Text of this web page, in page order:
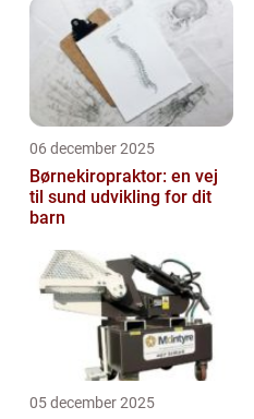
06 december 2025
Børnekiropraktor: en vej
til sund udvikling for dit
barn
05 december 2025